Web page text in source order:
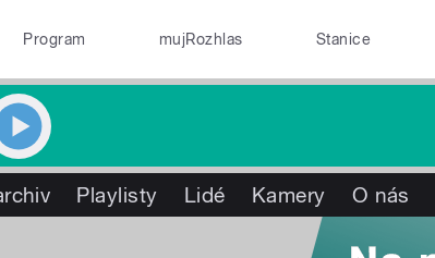
Program mujRozhlas Stanice
Playlisty Lidé Kamery O nás